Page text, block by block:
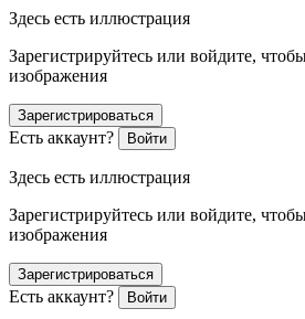
Здесь есть иллюстрация
Зарегистрируйтесь или войдите,
изображения
Зарегистрироваться
Есть аккаунт? Войти
Здесь есть иллюстрация
Зарегистрируйтесь или войдите,
изображения
Зарегистрироваться
Есть аккаунт? Войти